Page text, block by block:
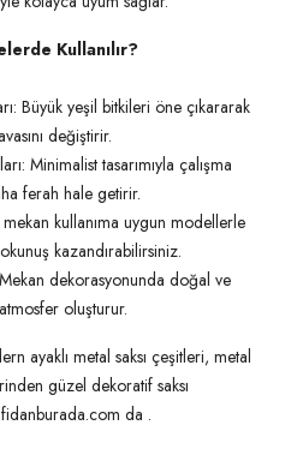
Kullanılır?
Büyük yeşil bitkileri öne çıkararak
değiştirir.
Minimalist tasarımıyla çalışma
ferah hale getirir.
kullanıma uygun modellerle
kazandırabilirsiniz.
dekorasyonunda doğal ve
oluşturur.
ayaklı metal saksı çeşitleri, metal
güzel dekoratif saksı
da .